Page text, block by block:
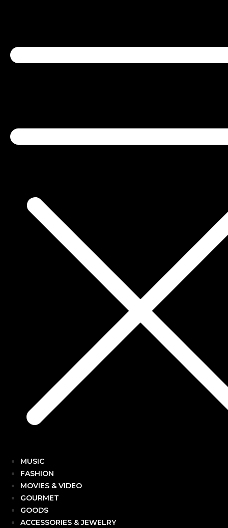
MUSIC
FASHION
MOVIES & VIDEO
GOURMET
GOODS
ACCESSORIES & JEWELRY